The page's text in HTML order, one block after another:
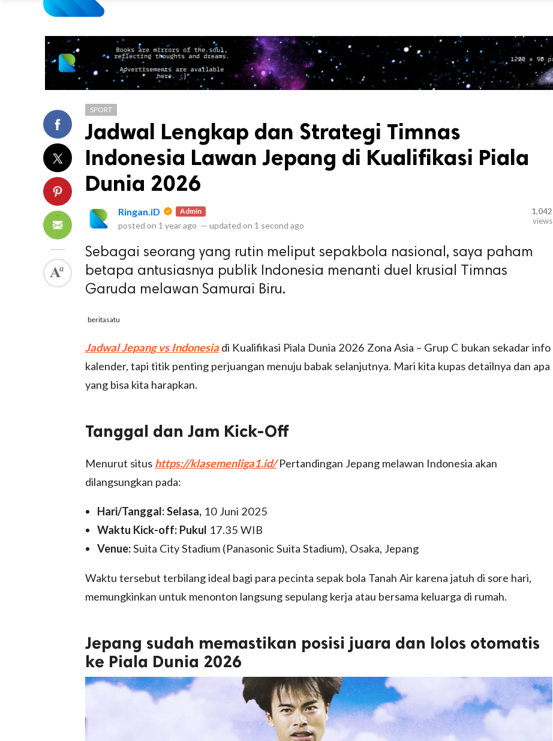
SPORT
Jadwal Lengkap dan Strategi Timnas
Indonesia Lawan Jepang di Kualifikasi Piala
Dunia 2026
Ringan.iD Admin
posted on 1 year ago — updated on 1 second ago
1,042
views
Sebagai seorang yang rutin meliput sepakbola nasional, saya paham
betapa antusiasnya publik Indonesia menanti duel krusial Timnas
Garuda melawan Samurai Biru.
beritasatu
Jadwal Jepang vs Indonesia di Kualifikasi Piala Dunia 2026 Zona Asia – Grup C bukan sekadar info
kalender, tapi titik penting perjuangan menuju babak selanjutnya. Mari kita kupas detailnya dan apa
yang bisa kita harapkan.
Tanggal dan Jam Kick-Off
Menurut situs https://klasemenliga1.id/Pertandingan Jepang melawan Indonesia akan
dilangsungkan pada:
Hari/Tanggal: Selasa, 10 Juni 2025
Waktu Kick-off: Pukul 17.35 WIB
Venue:Suita City Stadium (Panasonic Suita Stadium), Osaka, Jepang
Waktu tersebut terbilang ideal bagi para pecinta sepak bola Tanah Air karena jatuh di sore hari,
memungkinkan untuk menonton langsung sepulang kerja atau bersama keluarga di rumah.
Jepang sudah memastikan posisi juara dan lolos otomatis
ke Piala Dunia 2026